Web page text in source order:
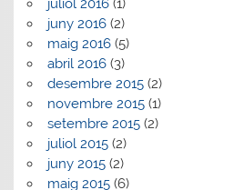
juliol 2016(1)
juny 2016(2)
maig 2016(5)
abril 2016(3)
desembre 2015(2)
novembre 2015(1)
setembre 2015(2)
juliol 2015(2)
juny 2015(2)
maig 2015(6)